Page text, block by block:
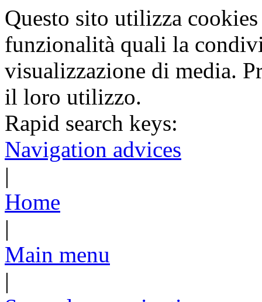
Questo sito utilizza
funzionalità quali la
visualizzazione di media.
il loro utilizzo.
Rapid search keys:
Navigation advices
|
Home
|
Main menu
|